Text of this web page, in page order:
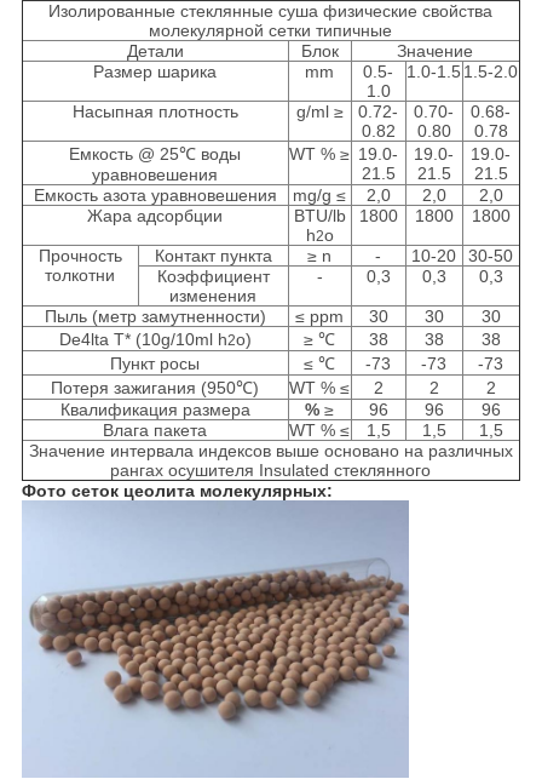
Изолированные стеклянные суша физические свойства
молекулярной сетки типичные
Детали
Блок
Значение
Размер шарика
mm
0.5-
1.0
1.0-1.5 1.5-2.0
Насыпная плотность g/ml ≥
0.72-
0.82
0.70-
0.80
0.68-
0.78
Емкость @ 25℃ воды
уравновешения
WT % ≥ 19.0-
21.5
19.0-
21.5
19.0-
21.5
Емкость азота уравновешения
mg/g ≤ 2,0 2,0
2,0
Жара адсорбции
BTU/lb
h2o
1800 1800 1800
Прочность
толкотни
Контакт пункта ≥ n - 10-20
30-50
Коэффициент
изменения
- 0,3 0,3 0,3
Пыль (метр замутненности) ≤ ppm 30 30
30
De4lta T* (10g/10ml h2o) ≥ ℃ 38 38
38
Пункт росы
≤ ℃ -73 -73
-73
Потеря зажигания (950℃)
WT % ≤ 2 2
2
Квалификация размера
% ≥ 96 96
96
Влага пакета
WT % ≤ 1,5 1,5
1,5
Значение интервала индексов выше основано на различных
рангах осушителя Insulated стеклянного
Фото сеток цеолита молекулярных: